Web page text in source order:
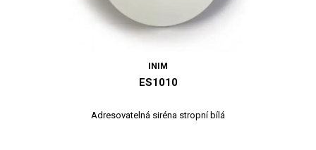
INIM
ES1010
Adresovatelná siréna stropní bílá